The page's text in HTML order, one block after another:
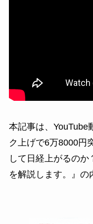
本記事は、YouTube
ク上げで6万8000円
して日経上がるの
を解説します。』の